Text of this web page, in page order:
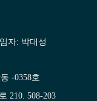
자: 박대성
-0358호
210. 508-203